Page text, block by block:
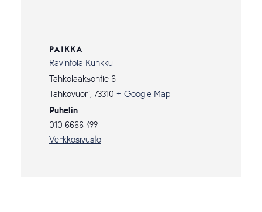
PAIKKA
Ravintola Kunkku
Tahkolaaksontie 6
Tahkovuori, 73310 + Google Map
Puhelin
010 6666 499
Verkkosivusto